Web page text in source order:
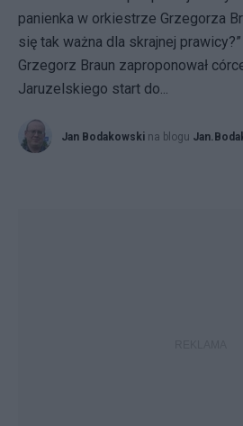
panienka w orkiestrze Grzegorza
się tak ważna dla skrajnej
Grzegorz Braun zaproponował
Jaruzelskiego start do...
Jan Bodakowski na blogu